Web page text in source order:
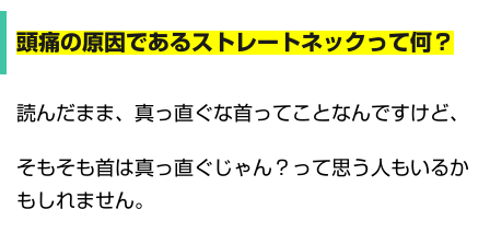
頭痛の原因であるストレートネックって何？
読んだまま、真っ直ぐな首ってことなんですけど、
そもそも首は真っ直ぐじゃん？って思う人もいるか
もしれません。